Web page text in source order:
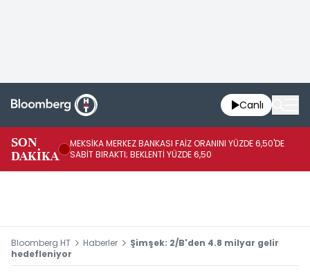
Canlı
SON
DAKİKA
MEKSİKA MERKEZ BANKASI FAİZ ORANINI YÜZDE 6,50'DE
SABİT BIRAKTI; BEKLENTİ YÜZDE 6,50
Bloomberg HT Haberler
Şimşek: 2/B'den 4.8 milyar gelir
hedefleniyor